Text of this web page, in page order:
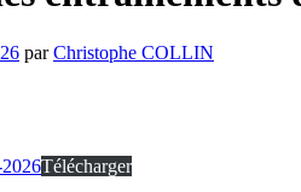
par Christophe COLLIN
Télécharger